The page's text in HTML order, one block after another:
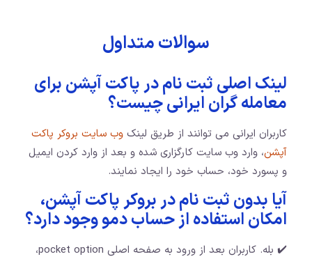
سوالات متداول
لینک اصلی ثبت نام در پاکت آپشن برای
معامله گران ایرانی چیست؟
کاربران ایرانی می توانند از طریق لینک وب سایت بروکر پاکت
آپشن، وارد وب سایت کارگزاری شده و بعد از وارد کردن ایمیل
و پسورد خود، حساب خود را ایجاد نمایند.
آیا بدون ثبت نام در بروکر پاکت آپشن،
امکان استفاده از حساب دمو وجود دارد؟
✔️ بله. کاربران بعد از ورود به صفحه اصلی pocket option،